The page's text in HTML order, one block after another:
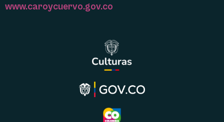
www.caroycuervo.gov.co